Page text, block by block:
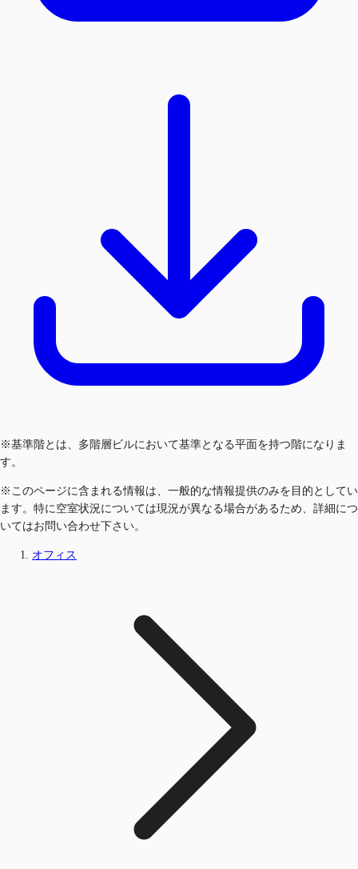
※基準階とは、多階層ビルにおいて基準となる平面を持つ階になりま
す。
※このページに含まれる情報は、一般的な情報提供のみを目的としてい
ます。特に空室状況については現況が異なる場合があるため、詳細につ
いてはお問い合わせ下さい。
オフィス